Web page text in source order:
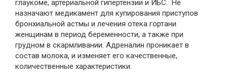
глаукоме, артериальной гипертензии и ИБС. Не
назначают медикамент для купирования приступов
бронхиальной астмы и лечения отека гортани
женщинам в период беременности, а также при
грудном в скармливании. Адреналин проникает в
состав молока, и изменяет его качественные,
количественные характеристики.